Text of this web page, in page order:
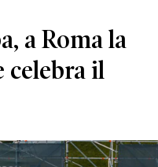
a Roma la
il